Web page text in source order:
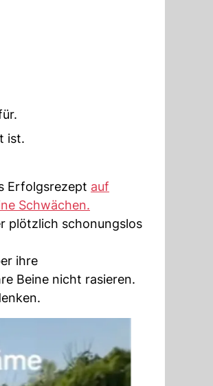
ist.
Erfolgsrezept auf
Schwächen.
plötzlich schonungslos
ihre
Beine nicht rasieren.